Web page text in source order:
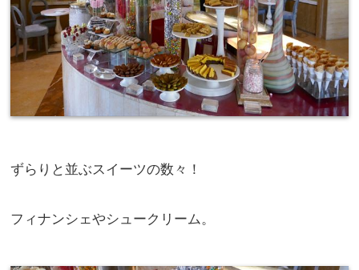
ずらりと並ぶスイーツの数々！
フィナンシェやシュークリーム。